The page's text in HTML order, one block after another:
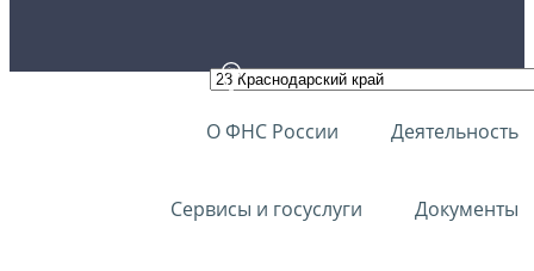
О ФНС России Деятельность
Сервисы и госуслуги Документы